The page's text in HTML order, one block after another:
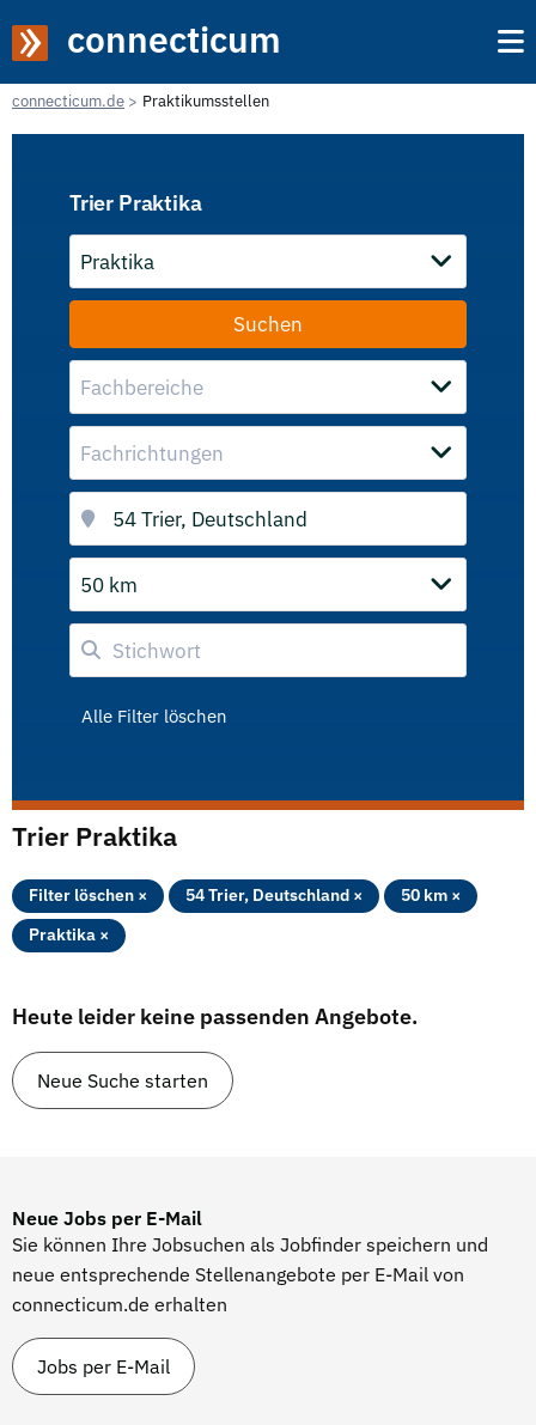
connecticum
connecticum.de Praktikumsstellen
Trier Praktika
Praktika
Fachbereiche
Fachrichtungen
50 km
Alle Filter löschen
Trier Praktika
Filter löschen × 54 Trier, Deutschland ×
50 km ×
Praktika ×
Heute leider keine passenden Angebote.
Neue Suche starten
Neue Jobs per E-Mail
Sie können Ihre Jobsuchen als Jobfinder speichern und
neue entsprechende Stellenangebote per E-Mail von
connecticum.de erhalten
Jobs per E-Mail